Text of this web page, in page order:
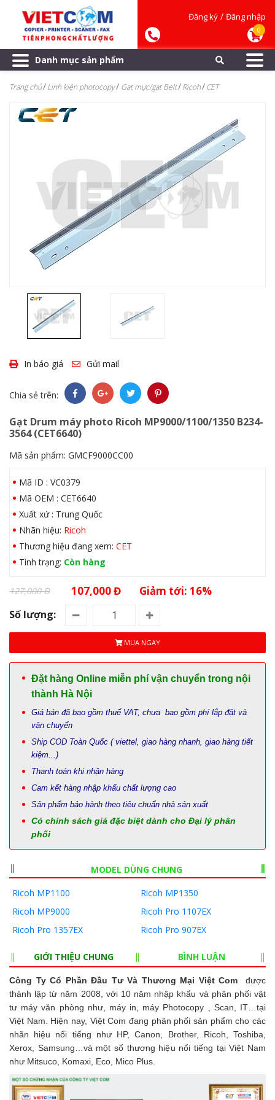
Đăng ký / Đăng nhập
0
Danh mục sản phẩm
Trang chủ Linh kiện photocopy Gạt mực/gạt Belt Ricoh CET
In báo giá Gửi mail
Chia sẻ trên:
Gạt Drum máy photo Ricoh MP9000/1100/1350 B234-
3564 (CET6640)
Mã sản phẩm: GMCF9000CC00
Mã ID : VC0379
Mã OEM : CET6640
Xuất xứ : Trung Quốc
Nhãn hiệu: Ricoh
Thương hiệu đang xem: CET
Tình trạng: Còn hàng
127,000 Đ 107,000 Đ Giảm tới: 16%
Số lượng:
MUA NGAY
Đặt hàng Online miễn phí vận chuyển trong nội
thành Hà Nội
Giá bán đã bao gồm thuế VAT, chưa bao gồm phí lắp đặt và
vận chuyển
Ship COD Toàn Quốc ( viettel, giao hàng nhanh, giao hàng tiết
kiệm...)
Thanh toán khi nhận hàng
Cam kết hàng nhập khẩu chất lượng cao
Sản phẩm bảo hành theo tiêu chuẩn nhà sản xuất
Có chính sách giá đặc biệt dành cho Đại lý phân
phối
MODEL DÙNG CHUNG
Ricoh MP1100
Ricoh MP1350
Ricoh MP9000
Ricoh Pro 1107EX
Ricoh Pro 1357EX
Ricoh Pro 907EX
GIỚI THIỆU CHUNG BÌNH LUẬN
Công Ty Cổ Phần Đầu Tư Và Thương Mại Việt Com được
thành lập từ năm 2008, với 10 năm nhập khẩu và phân phối vật
tư máy văn phòng như, máy in, máy Photocopy , Scan, IT…tại
Việt Nam. Hiện nay, Việt Com đang phân phối sản phẩm cho các
nhãn hiệu nổi tiếng như HP, Canon, Brother, Ricoh, Toshiba,
Xerox, Samsung…và một số thương hiệu nổi tiếng tại Việt Nam
như Mitsuco, Komaxi, Eco, Mico Plus.